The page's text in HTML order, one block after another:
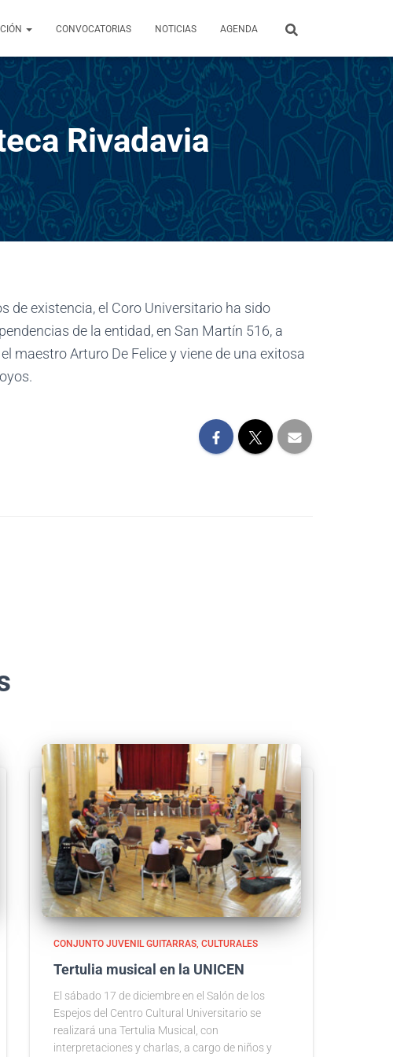
CONVOCATORIAS NOTICIAS AGENDA
Rivadavia
de existencia, el Coro Universitario ha sido
de la entidad, en San Martín 516, a
maestro Arturo De Felice y viene de una exitosa
CONJUNTO JUVENIL GUITARRAS CULTURALES
Tertulia musical en la UNICEN
El sábado 17 de diciembre en el Salón de los
Espejos del Centro Cultural Universitario se
realizará una Tertulia Musical, con
interpretaciones y charlas, a cargo de niños y